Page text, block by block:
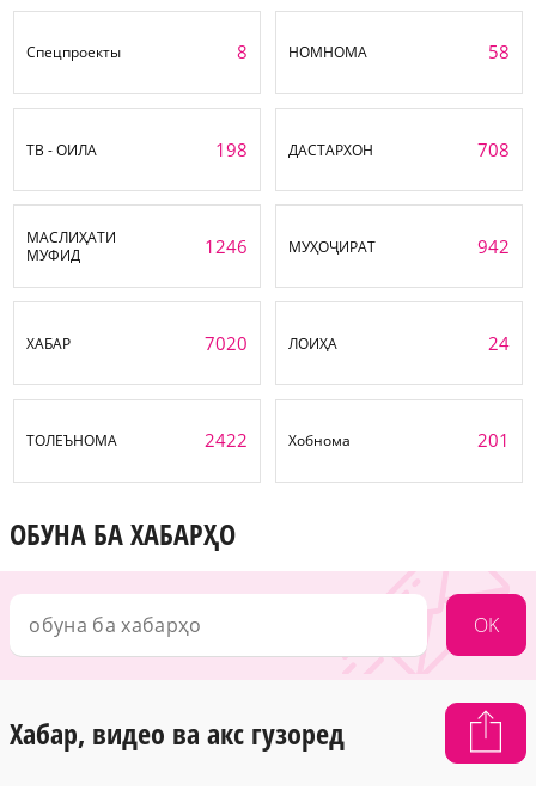
Спецпроекты 8 НОМНОМА 58
ТВ - ОИЛА 198 ДАСТАРХОН 708
МАСЛИҲАТИ
МУФИД
1246 МУҲОҶИРАТ 942
ХАБАР 7020 ЛОИҲА 24
ТОЛЕЪНОМА 2422 Хобнома 201
ОБУНА БА ХАБАРҲО
OK
Хабар, видео ва акс гузоред